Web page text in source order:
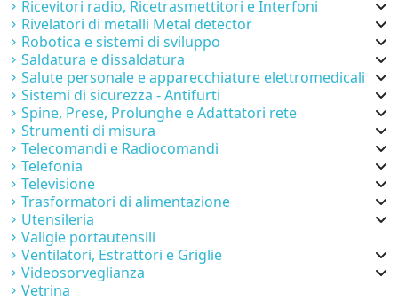
Ricevitori radio, Ricetrasmettitori e Interfoni
Rivelatori di metalli Metal detector
Robotica e sistemi di sviluppo
Saldatura e dissaldatura
Salute personale e apparecchiature elettromedicali
Sistemi di sicurezza - Antifurti
Spine, Prese, Prolunghe e Adattatori rete
Strumenti di misura
Telecomandi e Radiocomandi
Telefonia
Televisione
Trasformatori di alimentazione
Utensileria
Valigie portautensili
Ventilatori, Estrattori e Griglie
Videosorveglianza
Vetrina